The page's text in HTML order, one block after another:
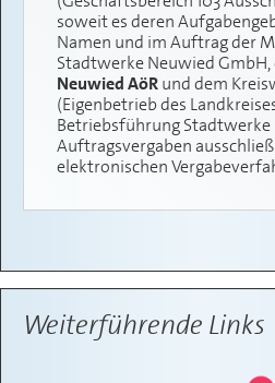
soweit es deren
Namen und im Auftrag der
Stadtwerke Neuwied GmbH,
Neuwied AöRund dem
(Eigenbetrieb des
Betriebsführung Stadtwerke
Auftragsvergaben
elektronischen
Weiterführende Links